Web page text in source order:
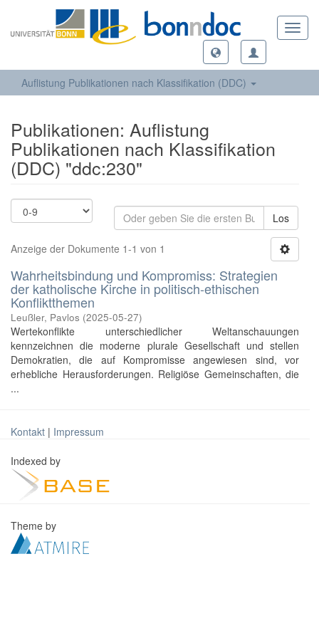
Auflistung Publikationen nach Klassifikation (DDC)
Publikationen: Auflistung
Publikationen nach Klassifikation
(DDC) "ddc:230"
Los
Anzeige der Dokumente 1-1 von 1
Wahrheitsbindung und Kompromiss: Strategien
der katholische Kirche in politisch-ethischen
Konfliktthemen
Leußler, Pavlos (2025-05-27)
Wertekonflikte unterschiedlicher Weltanschauungen
kennzeichnen die moderne plurale Gesellschaft und stellen
Demokratien, die auf Kompromisse angewiesen sind, vor
erhebliche Herausforderungen. Religiöse Gemeinschaften, die
...
Kontakt | Impressum
Indexed by
Theme by